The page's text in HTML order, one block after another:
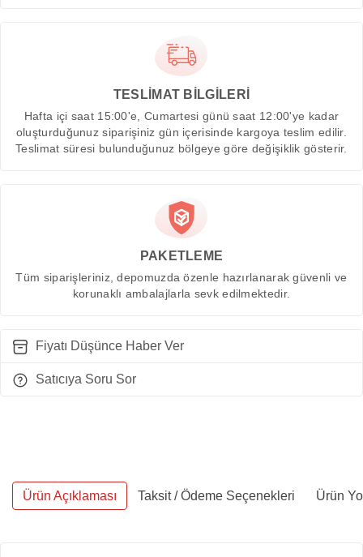
TESLİMAT BİLGİLERİ
Hafta içi saat 15:00'e, Cumartesi günü saat 12:00'ye kadar
oluşturduğunuz siparişiniz gün içerisinde kargoya teslim edilir.
Teslimat süresi bulunduğunuz bölgeye göre değişiklik gösterir.
PAKETLEME
Tüm siparişleriniz, depomuzda özenle hazırlanarak güvenli ve
korunaklı ambalajlarla sevk edilmektedir.
Fiyatı Düşünce Haber Ver
Satıcıya Soru Sor
Ürün Açıklaması Taksit / Ödeme Seçenekleri Ürün